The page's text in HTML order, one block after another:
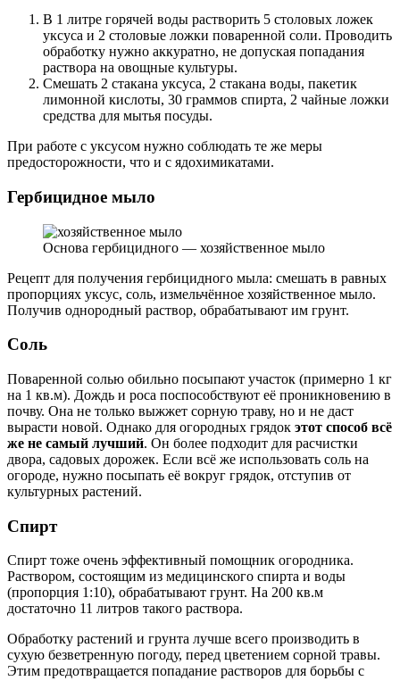
В 1 литре горячей воды растворить 5 столовых ложек
уксуса и 2 столовые ложки поваренной соли. Проводить
обработку нужно аккуратно, не допуская попадания
раствора на овощные культуры.
Смешать 2 стакана уксуса, 2 стакана воды, пакетик
лимонной кислоты, 30 граммов спирта, 2 чайные ложки
средства для мытья посуды.
При работе с уксусом нужно соблюдать те же меры
предосторожности, что и с ядохимикатами.
Гербицидное мыло
Основа гербицидного — хозяйственное мыло
Рецепт для получения гербицидного мыла: смешать в равных
пропорциях уксус, соль, измельчённое хозяйственное мыло.
Получив однородный раствор, обрабатывают им грунт.
Соль
Поваренной солью обильно посыпают участок (примерно 1 кг
на 1 кв.м). Дождь и роса поспособствуют её проникновению в
почву. Она не только выжжет сорную траву, но и не даст
вырасти новой. Однако для огородных грядок этот способ всё
же не самый лучший. Он более подходит для расчистки
двора, садовых дорожек. Если всё же использовать соль на
огороде, нужно посыпать её вокруг грядок, отступив от
культурных растений.
Спирт
Спирт тоже очень эффективный помощник огородника.
Раствором, состоящим из медицинского спирта и воды
(пропорция 1:10), обрабатывают грунт. На 200 кв.м
достаточно 11 литров такого раствора.
Обработку растений и грунта лучше всего производить в
сухую безветренную погоду, перед цветением сорной травы.
Этим предотвращается попадание растворов для борьбы с